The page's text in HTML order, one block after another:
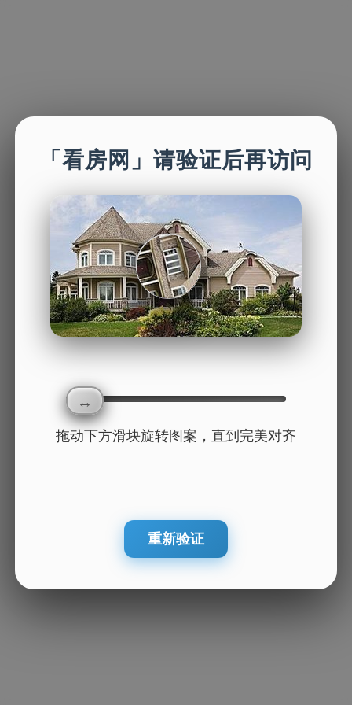
「看房网」请验证后再访问
拖动下方滑块旋转图案，直到完美对齐
重新验证